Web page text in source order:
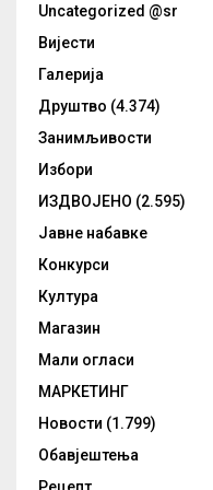
Uncategorized @sr
Вијести
Галерија
Друштво (4.374)
Занимљивости
Избори
ИЗДВОЈЕНО (2.595)
Јавне набавке
Конкурси
Култура
Магазин
Мали огласи
МАРКЕТИНГ
Новости (1.799)
Обавјештења